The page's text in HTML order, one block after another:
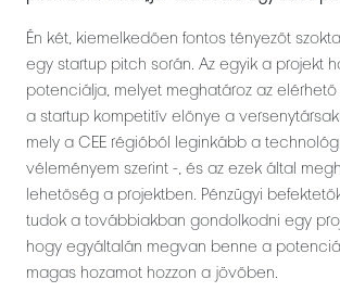
Én két, kiemelkedően fontos tényezőt
egy startup pitch során. Az egyik a projekt
potenciálja, melyet meghatároz az
a startup kompetitív előnye a
mely a CEE régióból leginkább a
véleményem szerint -, és az ezek által
lehetőség a projektben. Pénzügyi
tudok a továbbiakban gondolkodni egy
hogy egyáltalán megvan benne a
magas hozamot hozzon a jövőben.